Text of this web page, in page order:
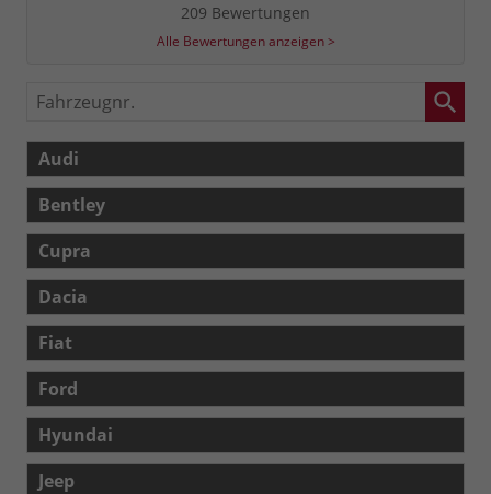
209 Bewertungen
Alle Bewertungen anzeigen >
Fahrzeugnr.
Audi
Bentley
Cupra
Dacia
Fiat
Ford
Hyundai
Jeep